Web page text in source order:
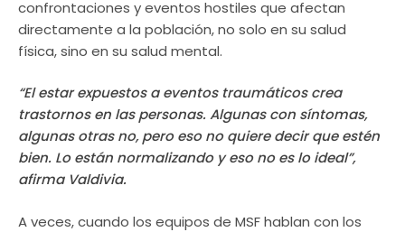
confrontaciones y eventos hostiles que afectan
directamente a la población, no solo en su salud
física, sino en su salud mental.
“El estar expuestos a eventos traumáticos crea
trastornos en las personas. Algunas con síntomas,
algunas otras no, pero eso no quiere decir que estén
bien. Lo están normalizando y eso no es lo ideal”,
afirma Valdivia.
A veces, cuando los equipos de MSF hablan con los